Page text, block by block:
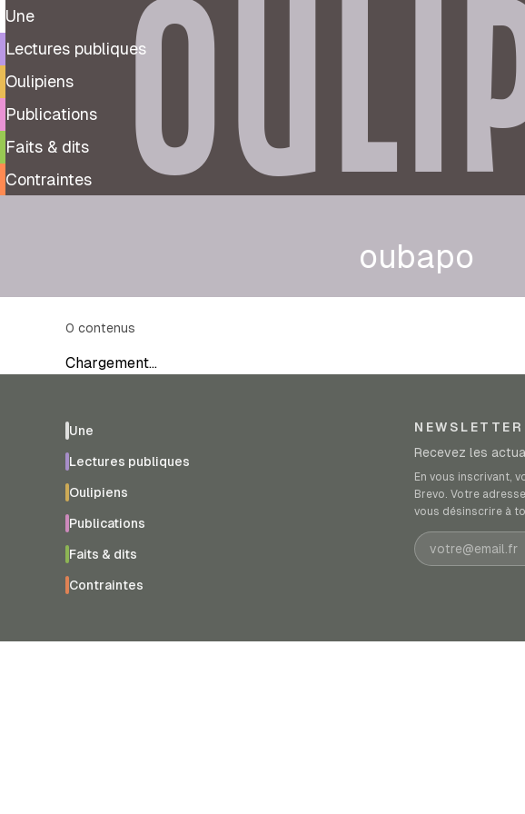
Une
Lectures publiques
Oulipiens
Publications
Faits & dits
Contraintes
oubapo
0 contenus
Chargement…
Une
Lectures publiques
Oulipiens
Publications
Faits & dits
Contraintes
NEWSLETTER
Recevez les
En vous inscrivant,
Brevo. Votre
vous désinscrire à
Adresse e-mail